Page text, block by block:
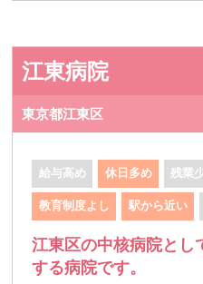
江東病院
東京都江東区
給与高め 休日多め 残業
教育制度よし 駅から近い
江東区の中核病院とし
する病院です。